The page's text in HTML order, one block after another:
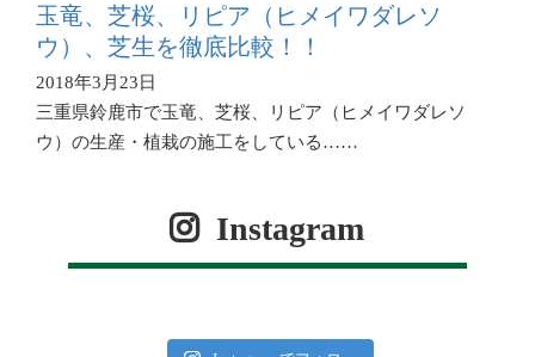
玉竜、芝桜、リピア（ヒメイワダレソ
ウ）、芝生を徹底比較！！
2018年3月23日
三重県鈴鹿市で玉竜、芝桜、リピア（ヒメイワダレソ
ウ）の生産・植栽の施工をしている……
Instagram